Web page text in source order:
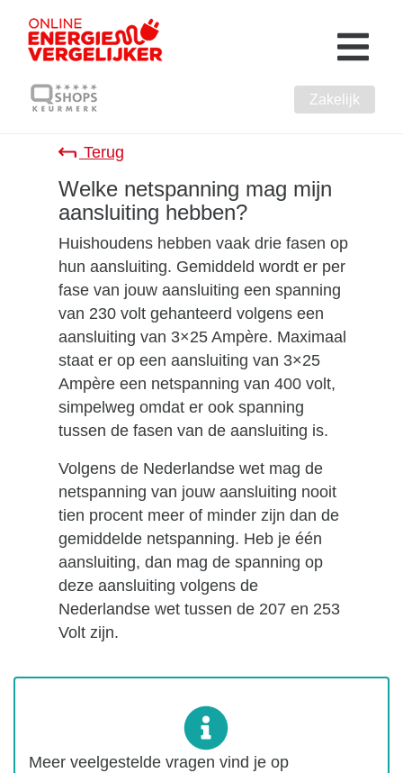
Zakelijk
Welke netspanning mag mijn
aansluiting hebben?
Terug
Huishoudens hebben vaak drie fasen op
hun aansluiting. Gemiddeld wordt er per
fase van jouw aansluiting een spanning
van 230 volt gehanteerd volgens een
aansluiting van 3×25 Ampère. Maximaal
staat er op een aansluiting van 3×25
Ampère een netspanning van 400 volt,
simpelweg omdat er ook spanning
tussen de fasen van de aansluiting is.
Volgens de Nederlandse wet mag de
netspanning van jouw aansluiting nooit
tien procent meer of minder zijn dan de
gemiddelde netspanning. Heb je één
aansluiting, dan mag de spanning op
deze aansluiting volgens de
Nederlandse wet tussen de 207 en 253
Volt zijn.
Meer veelgestelde vragen vind je op